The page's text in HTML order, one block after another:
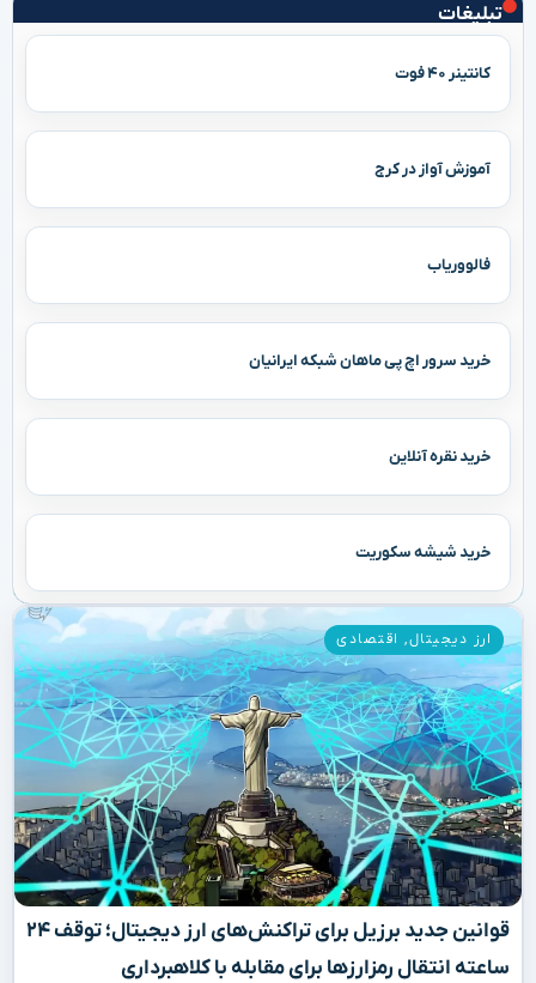
تبلیغات
کانتینر ۴۰ فوت
آموزش آواز در کرج
فالووریاب
خرید سرور اچ پی ماهان شبکه ایرانیان
خرید نقره آنلاین
خرید شیشه سکوریت
قوانین جدید برزیل برای تراکنش‌های ارز دیجیتال؛ توقف ۲۴
ساعته انتقال رمزارزها برای مقابله با کلاهبرداری
ارز دیجیتال, اقتصادی